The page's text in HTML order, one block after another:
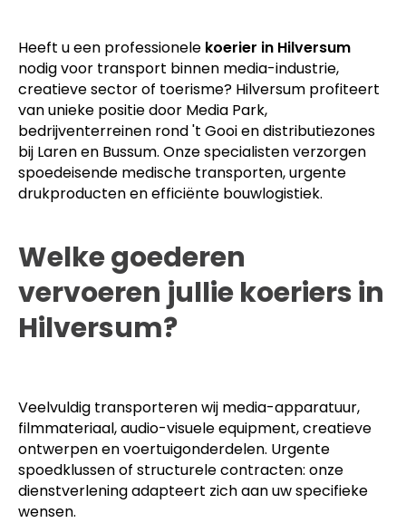
Heeft u een professionele koerier in Hilversum
nodig voor transport binnen media-industrie,
creatieve sector of toerisme? Hilversum profiteert
van unieke positie door Media Park,
bedrijventerreinen rond 't Gooi en distributiezones
bij Laren en Bussum. Onze specialisten verzorgen
spoedeisende medische transporten, urgente
drukproducten en efficiënte bouwlogistiek.
Welke goederen
vervoeren jullie koeriers in
Hilversum?
Veelvuldig transporteren wij media-apparatuur,
filmmateriaal, audio-visuele equipment, creatieve
ontwerpen en voertuigonderdelen. Urgente
spoedklussen of structurele contracten: onze
dienstverlening adapteert zich aan uw specifieke
wensen.